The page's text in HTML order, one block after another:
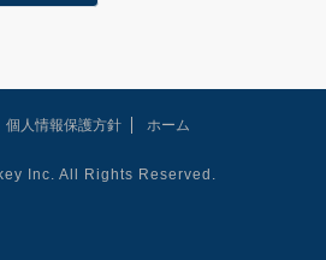
個人情報保護方針 ホーム
Inc. All Rights Reserved.